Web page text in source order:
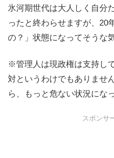
氷河期世代は大人しく自分
ったと終わらせますが、20
の？」状態になってそうな
※管理人は現政権は支持し
対というわけでもありませ
ら、もっと危ない状況にな
スポンサ